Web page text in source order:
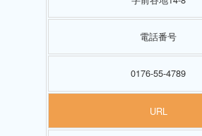
電話番号
0176-55-4789
URL